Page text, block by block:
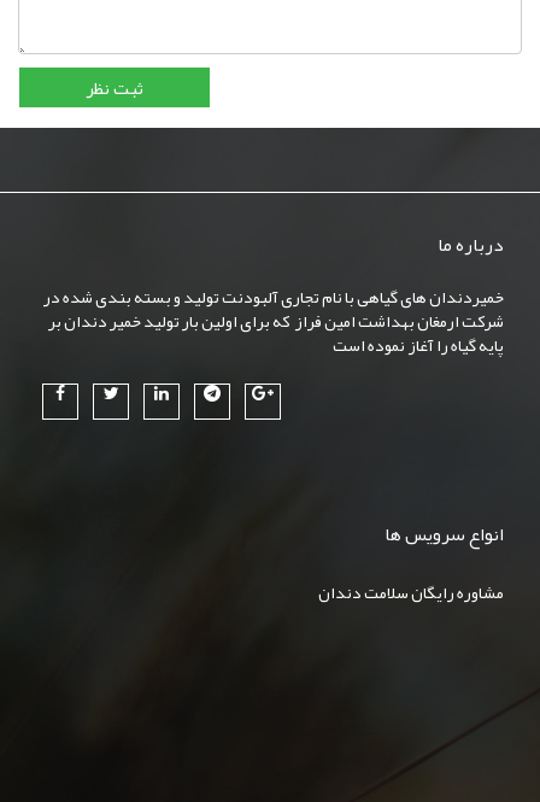
درباره ما
خمیردندان های گیاهی با نام تجاری آلبودنت تولید و بسته بندی شده در
شرکت ارمغان بهداشت امین فراز که برای اولین بار تولید خمیر دندان بر
پایه گیاه را آغاز نموده است
انواع سرویس ها
مشاوره رایگان سلامت دندان